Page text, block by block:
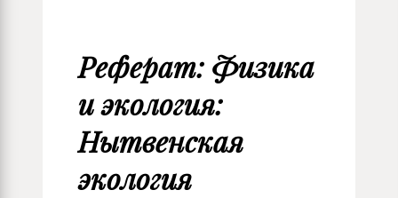
Реферат: Физика
и экология:
Нытвенская
экология